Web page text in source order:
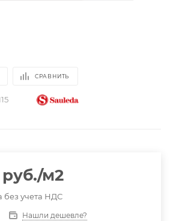
СРАВНИТЬ
руб./м2
без учета НДС
Нашли дешевле?